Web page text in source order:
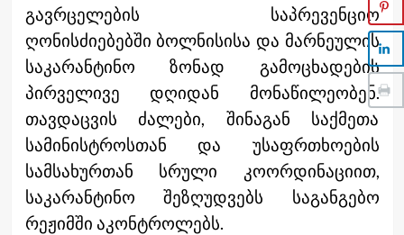
გავრცელების საპრევენციო
ღონისძიებებში ბოლნისისა და მარნეულის
საკარანტინო ზონად გამოცხადების
პირველივე დღიდან მონაწილეობენ.
თავდაცვის ძალები, შინაგან საქმეთა
სამინისტროსთან და უსაფრთხოების
სამსახურთან სრული კოორდინაციით,
საკარანტინო შეზღუდვებს საგანგებო
რეჟიმში აკონტროლებს.